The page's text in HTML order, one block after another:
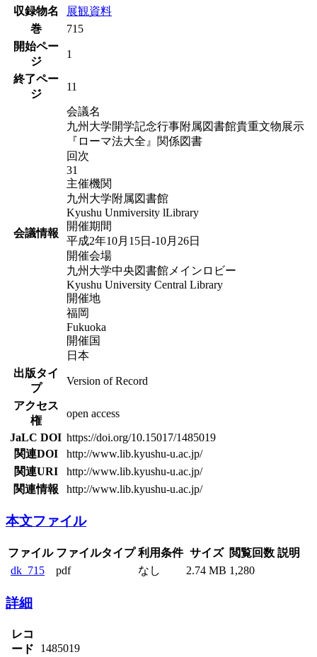
収録物名
展観資料
巻
715
開始ペー
ジ
1
終了ペー
ジ
11
会議情報
会議名
九州大学開学記念行事附属図書館貴重文物展示
『ローマ法大全』関係図書
回次
31
主催機関
九州大学附属図書館
Kyushu Unmiversity lLibrary
開催期間
平成2年10月15日-10月26日
開催会場
九州大学中央図書館メインロビー
Kyushu University Central Library
開催地
福岡
Fukuoka
開催国
日本
出版タイ
プ
Version of Record
アクセス
権
open access
JaLC DOI https://doi.org/10.15017/1485019
関連DOI
http://www.lib.kyushu-u.ac.jp/
関連URI
http://www.lib.kyushu-u.ac.jp/
関連情報
http://www.lib.kyushu-u.ac.jp/
本文ファイル
ファイル ファイルタイプ 利用条件 サイズ 閲覧回数 説明
dk_715
pdf なし 2.74 MB 1,280
詳細
レコ
ード
1485019